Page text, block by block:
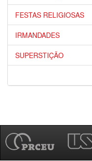
FESTAS RELIGIOSAS
IRMANDADES
SUPERSTIÇÃO